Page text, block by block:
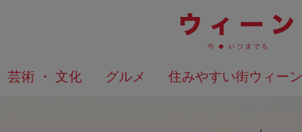
芸術 ・ 文化 グルメ 住みやすい街ウィーン